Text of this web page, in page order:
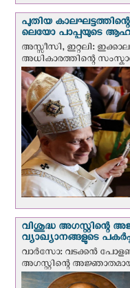
പുതിയ
ലെയോ പാപ്പയുടെ
അസ്സീസി, ഇറ്റലി:
അധികാരത്തിന്റെ
വിശുദ്ധ അഗസ്റ്റിന്റെ
വ്യാഖ്യാനങ്ങളുടെ
വാര്‍സോ: വടക്കൻ
അഗസ്റ്റിന്റെ